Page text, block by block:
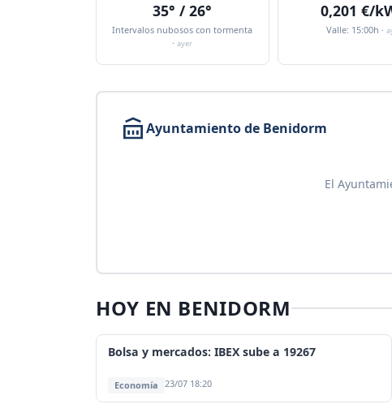
35° / 26°
Intervalos nubosos con tormenta
·ayer
0,201 €/
Valle: 15:00h ·
Ayuntamiento de Benidorm
El
HOY EN BENIDORM
Bolsa y mercados: IBEX sube a 19267
Economía 23/07 18:20